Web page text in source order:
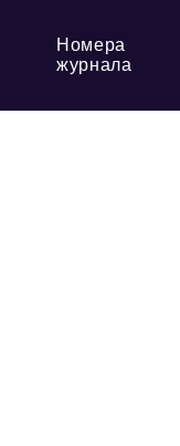
Номера
журнала